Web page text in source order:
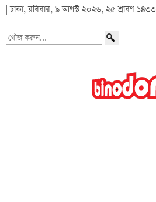
| ঢাকা, রবিবার, ৯ আগস্ট ২০২৬, ২৫ শ্রাবণ ১৪৩৩
খোঁজ